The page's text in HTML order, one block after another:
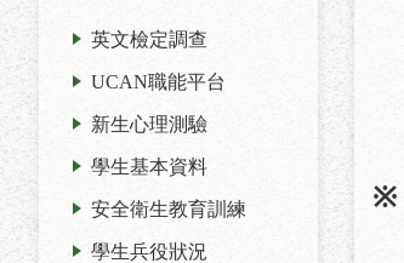
英文檢定調查
UCAN職能平台
新生心理測驗
學生基本資料
安全衛生教育訓練
學生兵役狀況
※